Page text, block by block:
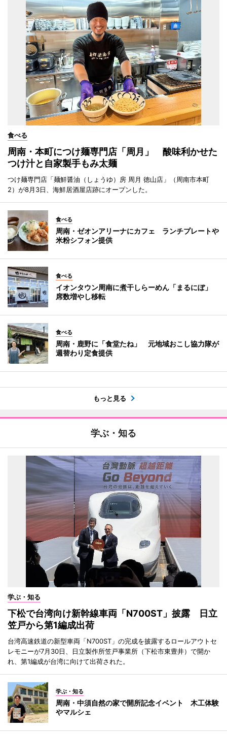
食べる
周南・本町につけ麺専門店「周月」 酸味利かせた
つけ汁と自家製手もみ太麺
つけ麺専門店「麺鮮醤油（しょうゆ）房 周月 徳山店」（周南市本町
2）が8月3日、海鮮居酒屋店跡にオープンした。
食べる
周南・ゼオンアリーナにカフェ ランチプレートや
米粉シフォン提供
食べる
イオンタウン周南に煮干しらーめん「まるにぼ」
席数増やし移転
食べる
周南・鹿野に「食堂たね」 元地域おこし協力隊が
週替わり定食提供
もっと見る
学ぶ・知る
学ぶ・知る
下松で台湾向け新幹線車両「N700ST」披露 日立
笠戸から第1編成出荷
台湾高速鉄道の新型車両「N700ST」の完成を披露するロールアウトセ
レモニーが7月30日、日立製作所笠戸事業所（下松市東豊井）で開か
れ、第1編成が台湾に向けて出荷された。
学ぶ・知る
周南・中須自然の家で開所記念イベント 木工体験
やマルシェ